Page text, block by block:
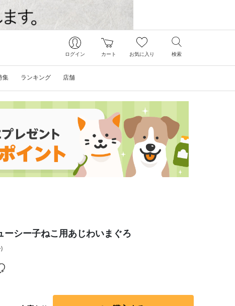
ログイン カート お気に入り 検索
集 ランキング 店舗
ーシー子ねこ用あじわいまぐろ